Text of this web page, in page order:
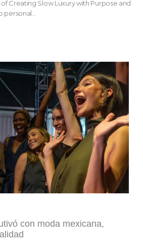
Creating Slow Luxury with Purpose and
con moda mexicana,